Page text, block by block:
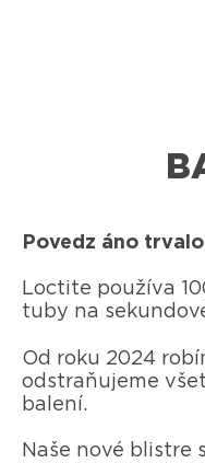
Povedz áno
Loctite používa
tuby na
Od roku 2024
odstraňujeme
balení.
Naše nové blistre